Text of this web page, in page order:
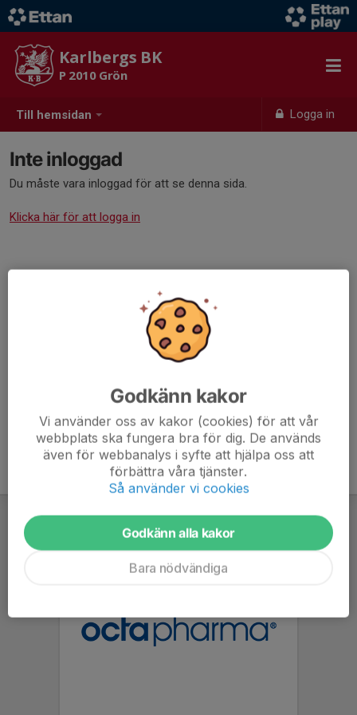
Till hemsidan Logga in
Karlbergs BK
P 2010 Grön
Inte inloggad
Du måste vara inloggad för att se denna sida.
Klicka här för att logga in
Godkänn kakor
Vi använder oss av kakor (cookies) för att vår
webbplats ska fungera bra för dig. De används
även för webbanalys i syfte att hjälpa oss att
förbättra våra tjänster.
Så använder vi cookies
Godkänn alla kakor
Bara nödvändiga